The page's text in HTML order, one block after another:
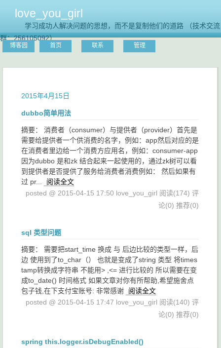
love_you_girl
学习成功人解决问题的思想，而不是复制他们的道路 （技术交流
群：256105092）
博客园 首页 联系 管理
2015年4月15日
dubbo简单用法
摘要： 消费者（consumer）与提供者（provider）首先是
需要给提供者一个供消费的名字，例如：app然后对应的是
在消费者里边给一个消费方应用名，例如：consumer-app
因为dubbo 是和zk 结合起来一起使用的，通过zk树可以看
到提供者是否提供了服务给消费者消费例如： 然后如果有
过 pr...
阅读全文
posted @ 2015-04-15 17:50 love_you_girl 阅读(174) 评
论(0) 推荐(0)
sql 类型问题
摘要： 需要把start_time 换成 与 后边比较的类型一样，后
边 使用到了to_char（） 也就是变成了string 类型 将times
tamp转换成字符串 不能用> ,<= 进行比较的 所以需要在变
成to_date() 时间格式 如果文章对你有所帮助,希望施舍点
包子钱,在下支付宝账号: 非常感谢
阅读全文
posted @ 2015-04-15 17:47 love_you_girl 阅读(140) 评
论(0) 推荐(0)
spring this.logger.isDebugEnabled()